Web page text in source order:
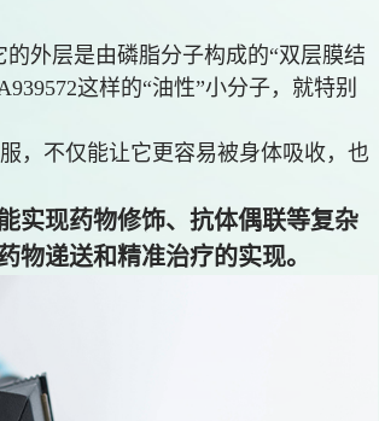
外层是由磷脂分子构成的“双层膜结
这样的“油性”小分子，就特别
，不仅能让它更容易被身体吸收，也
实现药物修饰、抗体偶联等复杂
物递送和精准治疗的实现。